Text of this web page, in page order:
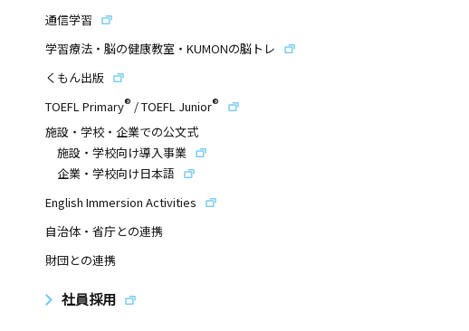
通信学習
学習療法・脳の健康教室・KUMONの脳トレ
くもん出版
TOEFL Primary® /TOEFL Junior®
施設・学校・企業での公文式
施設・学校向け導入事業
企業・学校向け日本語
English Immersion Activities
自治体・省庁との連携
財団との連携
社員採用